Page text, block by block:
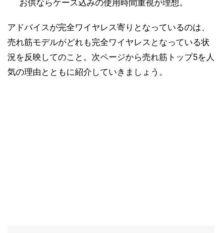
お供ならケース込みの使用時間重視が理想。
アドバイスが完全ワイヤレス寄りとなっているのは、
売れ筋モデルがどれも完全ワイヤレスとなっている状
況を反映してのこと。次ページから売れ筋トップ5を人
気の理由とともに紹介していきましょう。